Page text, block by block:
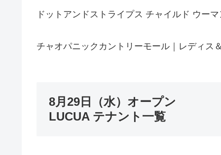
ドットアンドストライプス チャイルド ウー
チャオパニックカントリーモール｜レディス
8月29日（水）オープン
LUCUA テナント一覧